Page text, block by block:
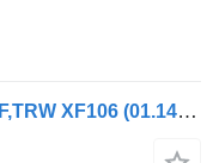
DAF XF106 (2014-) çekici için DAF,TRW XF106 (01.14-) 49002679 hidrolik amplifikatör